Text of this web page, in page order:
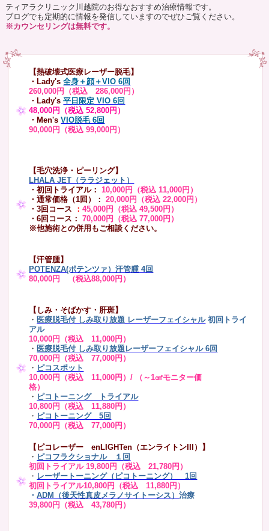
ティアラクリニック川越院のお得なおすすめ治療情報です。
ブログでも定期的に情報を発信していますのでぜひご覧ください。
※カウンセリングは無料です。
【熱破壊式医療レーザー脱毛】
・Lady's 全身＋顔＋VIO 6回
260,000円（税込 286,000円）
・Lady's平日限定 VIO 6回
48,000円（税込 52,800円）
・Men's VIO脱毛 6回
90,000円（税込 99,000円）
【毛穴洗浄・ピーリング】
LHALA JET（ララジェット）
・初回トライアル：10,000円（税込 11,000円）
・通常価格（1回）：
20,000円（税込 22,000円）
・3回コース ：45,000円（税込 49,500円）
・6回コース：
70,000円（税込 77,000円）
※他施術との併用もご相談ください。
【汗管腫】
POTENZA(ポテンツァ）汗管腫 4回
80,000円 （税込88,000円）
【しみ・そばかす・肝斑】
・ 医療脱毛付 しみ取り放題 レーザーフェイシャル 初回トライ
アル
10,000円（税込 11,000円）
・ 医療脱毛付 しみ取り放題レーザーフェイシャル 6回
70,000円（税込 77,000円）
・ ピコスポット
10,000円（税込 11,000円）/ （～1㎠モニター価
格）
・ ピコトーニング トライアル
10,800円（税込 11,880円）
・ ピコトーニング 5回
70,000円（税込 77,000円）
【ピコレーザー enLIGHTen（エンライトンIII）】
・ ピコフラクショナル １回
初回トライアル 19,800円（税込 21,780円）
・ レーザートーニング（ピコトーニング） 1回
初回トライアル10,800円（税込 11,880円）
・ADM（後天性真皮メラノサイトーシス）治療
39,800円（税込 43,780円）